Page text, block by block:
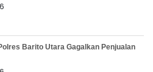
Barito Utara Gagalkan Penjualan